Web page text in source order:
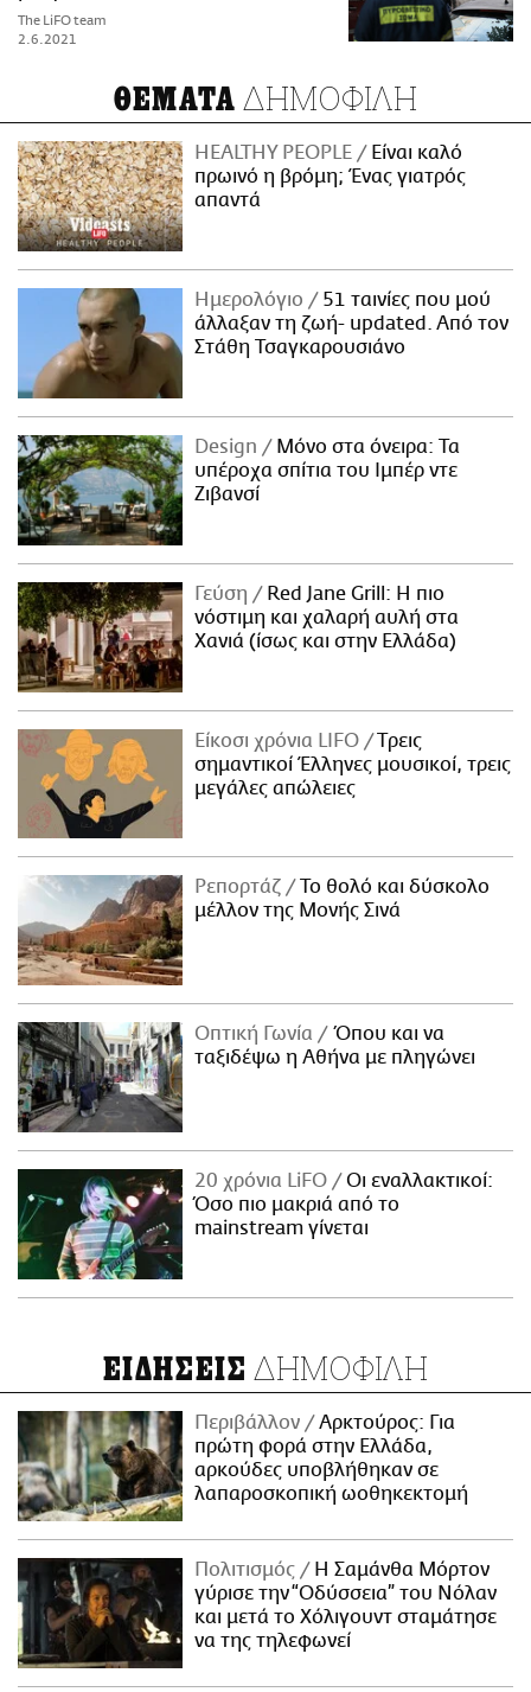
The LiFO team
2.6.2021
ΘΕΜΑΤΑ ΔΗΜΟΦΙΛΗ
HEALTHY PEOPLE
Είναι καλό
πρωινό η βρόμη; Ένας γιατρός
απαντά
Ημερολόγιο
51 ταινίες που μού
άλλαξαν τη ζωή- updated. Aπό τον
Στάθη Τσαγκαρουσιάνο
Design
Μόνο στα όνειρα: Τα
υπέροχα σπίτια του Ιμπέρ ντε
Ζιβανσί
Γεύση
Red Jane Grill: Η πιο
νόστιμη και χαλαρή αυλή στα
Χανιά (ίσως και στην Ελλάδα)
Είκοσι χρόνια LIFO
Tρεις
σημαντικοί Έλληνες μουσικοί, τρεις
μεγάλες απώλειες
Ρεπορτάζ
Το θολό και δύσκολο
μέλλον της Μονής Σινά
Οπτική Γωνία
Όπου και να
ταξιδέψω η Αθήνα με πληγώνει
20 χρόνια LiFO
Οι εναλλακτικοί:
Όσο πιο μακριά από το
mainstream γίνεται
ΕΙΔΗΣΕΙΣ ΔΗΜΟΦΙΛΗ
Περιβάλλον
Αρκτούρος: Για
πρώτη φορά στην Ελλάδα,
αρκούδες υποβλήθηκαν σε
λαπαροσκοπική ωοθηκεκτομή
Πολιτισμός
Η Σαμάνθα Μόρτον
γύρισε την “Οδύσσεια” του Νόλαν
και μετά το Χόλιγουντ σταμάτησε
να της τηλεφωνεί